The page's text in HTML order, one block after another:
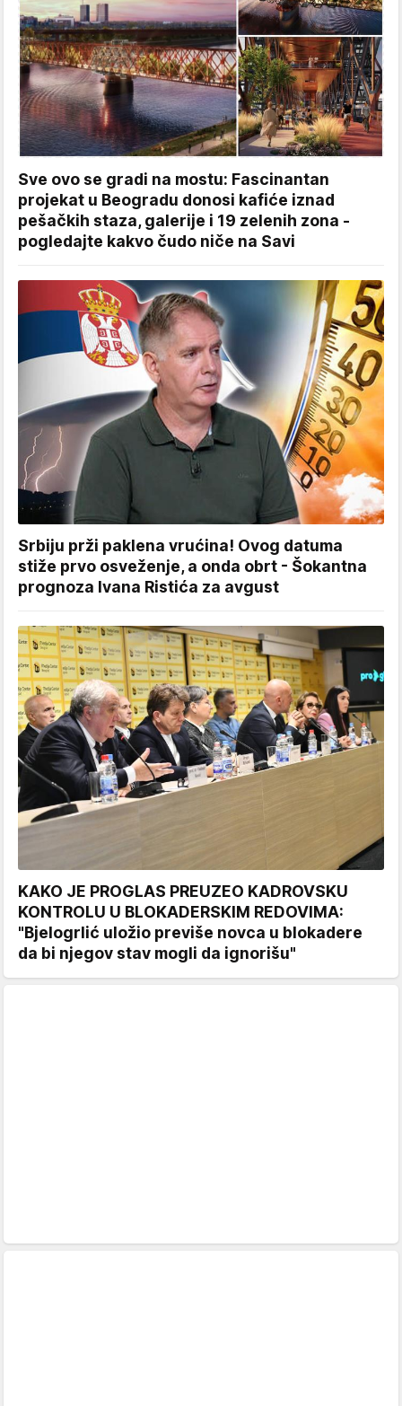
Sve ovo se gradi na mostu: Fascinantan
projekat u Beogradu donosi kafiće iznad
pešačkih staza, galerije i 19 zelenih zona -
pogledajte kakvo čudo niče na Savi
Srbiju prži paklena vrućina! Ovog datuma
stiže prvo osveženje, a onda obrt - Šokantna
prognoza Ivana Ristića za avgust
KAKO JE PROGLAS PREUZEO KADROVSKU
KONTROLU U BLOKADERSKIM REDOVIMA:
"Bjelogrlić uložio previše novca u blokadere
da bi njegov stav mogli da ignorišu"